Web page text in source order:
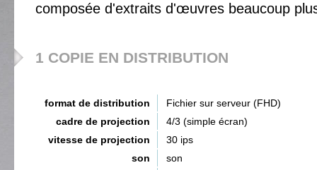
composée d'extraits d'œuvres beaucoup
1 COPIE EN DISTRIBUTION
format de distribution
Fichier sur serveur (FHD)
cadre de projection
4/3 (simple écran)
vitesse de projection
30 ips
son
son